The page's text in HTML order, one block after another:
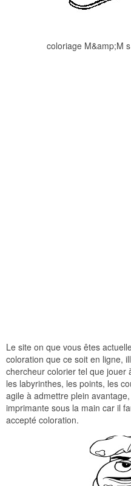
coloriage M&amp;M
Le site on que vous êtes
coloration que ce soit en ligne,
chercheur colorier tel que jouer
les labyrinthes, les points, les
agile à admettre plein
imprimante sous la main car il
accepté coloration.